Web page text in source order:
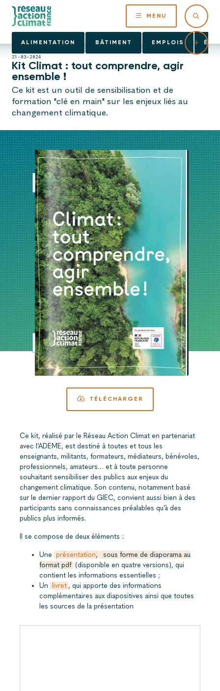
MENU
ALIMENTATION BÂTIMENT EMPLOIS
21-03-2024
Kit Climat : tout comprendre, agir
ensemble !
Ce kit est un outil de sensibilisation et de
formation "clé en main" sur les enjeux liés au
changement climatique.
TÉLÉCHARGER
Ce kit, réalisé par le Réseau Action Climat en partenariat
avec l’ADEME, est destiné à toutes et tous les
enseignants, militants, formateurs, médiateurs, bénévoles,
professionnels, amateurs… et à toute personne
souhaitant sensibiliser des publics aux enjeux du
changement climatique. Son contenu, notamment basé
sur le dernier rapport du GIEC, convient aussi bien à des
participants sans connaissances préalables qu’à des
publics plus informés.
Il se compose de deux éléments :
Une présentation,
sous forme de diaporama au
format pdf (disponible en quatre versions), qui
contient les informations essentielles ;
Un
livret , qui apporte des informations
complémentaires aux diapositives ainsi que toutes
les sources de la présentation